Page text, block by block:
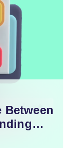
Between